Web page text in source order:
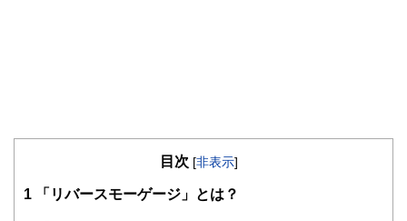
目次 [非表示]
1 「リバースモーゲージ」とは？